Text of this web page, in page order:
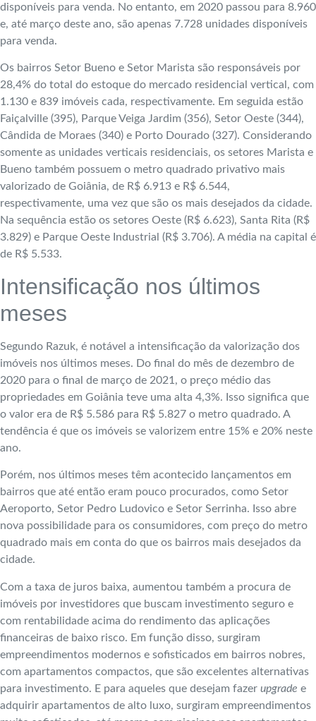
disponíveis para venda. No entanto, em 2020 passou para 8.960
e, até março deste ano, são apenas 7.728 unidades disponíveis
para venda.
Os bairros Setor Bueno e Setor Marista são responsáveis por
28,4% do total do estoque do mercado residencial vertical, com
1.130 e 839 imóveis cada, respectivamente. Em seguida estão
Faiçalville (395), Parque Veiga Jardim (356), Setor Oeste (344),
Cândida de Moraes (340) e Porto Dourado (327). Considerando
somente as unidades verticais residenciais, os setores Marista e
Bueno também possuem o metro quadrado privativo mais
valorizado de Goiânia, de R$ 6.913 e R$ 6.544,
respectivamente, uma vez que são os mais desejados da cidade.
Na sequência estão os setores Oeste (R$ 6.623), Santa Rita (R$
3.829) e Parque Oeste Industrial (R$ 3.706). A média na capital é
de R$ 5.533.
Intensificação nos últimos
meses
Segundo Razuk, é notável a intensificação da valorização dos
imóveis nos últimos meses. Do final do mês de dezembro de
2020 para o final de março de 2021, o preço médio das
propriedades em Goiânia teve uma alta 4,3%. Isso significa que
o valor era de R$ 5.586 para R$ 5.827 o metro quadrado. A
tendência é que os imóveis se valorizem entre 15% e 20% neste
ano.
Porém, nos últimos meses têm acontecido lançamentos em
bairros que até então eram pouco procurados, como Setor
Aeroporto, Setor Pedro Ludovico e Setor Serrinha. Isso abre
nova possibilidade para os consumidores, com preço do metro
quadrado mais em conta do que os bairros mais desejados da
cidade.
Com a taxa de juros baixa, aumentou também a procura de
imóveis por investidores que buscam investimento seguro e
com rentabilidade acima do rendimento das aplicações
financeiras de baixo risco. Em função disso, surgiram
empreendimentos modernos e sofisticados em bairros nobres,
com apartamentos compactos, que são excelentes alternativas
para investimento. E para aqueles que desejam fazer upgrade e
adquirir apartamentos de alto luxo, surgiram empreendimentos